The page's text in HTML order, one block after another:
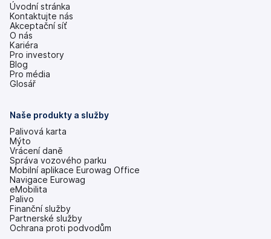
Úvodní stránka
Kontaktujte nás
Akceptační síť
O nás
Kariéra
Pro investory
(se
v
nových
Blog
Pro média
Glosář
Naše produkty a služby
Palivová karta
Mýto
Vrácení daně
Správa vozového parku
Mobilní aplikace Eurowag Office
Navigace Eurowag
eMobilita
Palivo
Finanční služby
Partnerské služby
Ochrana proti podvodům